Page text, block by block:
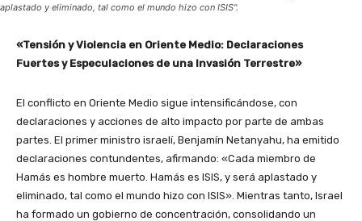
aplastado y eliminado, tal como el mundo hizo con ISIS".
«Tensión y Violencia en Oriente Medio: Declaraciones
Fuertes y Especulaciones de una Invasión Terrestre»
El conflicto en Oriente Medio sigue intensificándose, con
declaraciones y acciones de alto impacto por parte de ambas
partes. El primer ministro israelí, Benjamín Netanyahu, ha emitido
declaraciones contundentes, afirmando: «Cada miembro de
Hamás es hombre muerto. Hamás es ISIS, y será aplastado y
eliminado, tal como el mundo hizo con ISIS». Mientras tanto, Israel
ha formado un gobierno de concentración, consolidando un